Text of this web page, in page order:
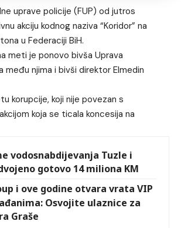
uprave policije (FUP) od jutros
akciju kodnog naziva “Koridor” na
u Federaciji BiH.
meti je ponovo bivša Uprava
među njima i bivši direktor Elmedin
korupcije, koji nije povezan s
koja se ticala koncesija na
vodosnabdijevanja Tuzle i
gotovo 14 miliona KM
i ove godine otvara vrata VIP
Osvojite ulaznice za
Graše